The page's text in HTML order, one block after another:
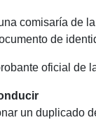
comisaría de
de
oficial de
un duplicado